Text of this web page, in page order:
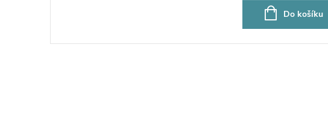
Do košíku